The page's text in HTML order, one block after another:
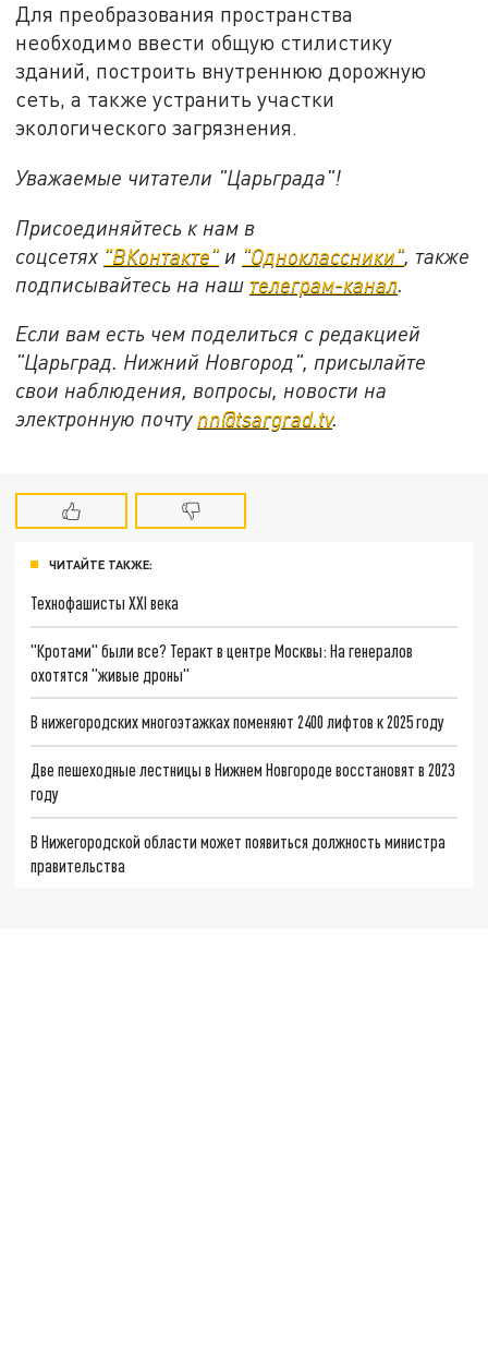
Для преобразования пространства
необходимо ввести общую стилистику
зданий, построить внутреннюю дорожную
сеть, а также устранить участки
экологического загрязнения.
Уважаемые читатели "Царьграда"!
Присоединяйтесь к нам в
соцсетях "ВКонтакте" и "Одноклассники" также
подписывайтесь на наш телеграм-канал
Если вам есть чем поделиться с редакцией
"Царьград. Нижний Новгород", присылайте
свои наблюдения, вопросы, новости на
электронную почту nn@tsargrad.tv.
ЧИТАЙТЕ ТАКЖЕ:
Технофашисты XXI века
"Кротами" были все? Теракт в центре Москвы: На генералов
охотятся "живые дроны"
В нижегородских многоэтажках поменяют 2400 лифтов к 2025 году
Две пешеходные лестницы в Нижнем Новгороде восстановят в 2023
году
В Нижегородской области может появиться должность министра
правительства